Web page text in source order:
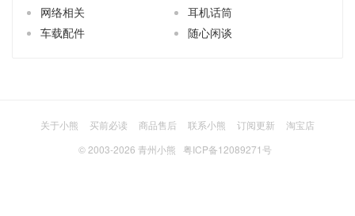
网络相关
耳机话筒
车载配件
随心闲谈
关于小熊 买前必读 商品售后 联系小熊 订阅更新
淘宝店
© 2003-2026 青州小熊 粤ICP备12089271号